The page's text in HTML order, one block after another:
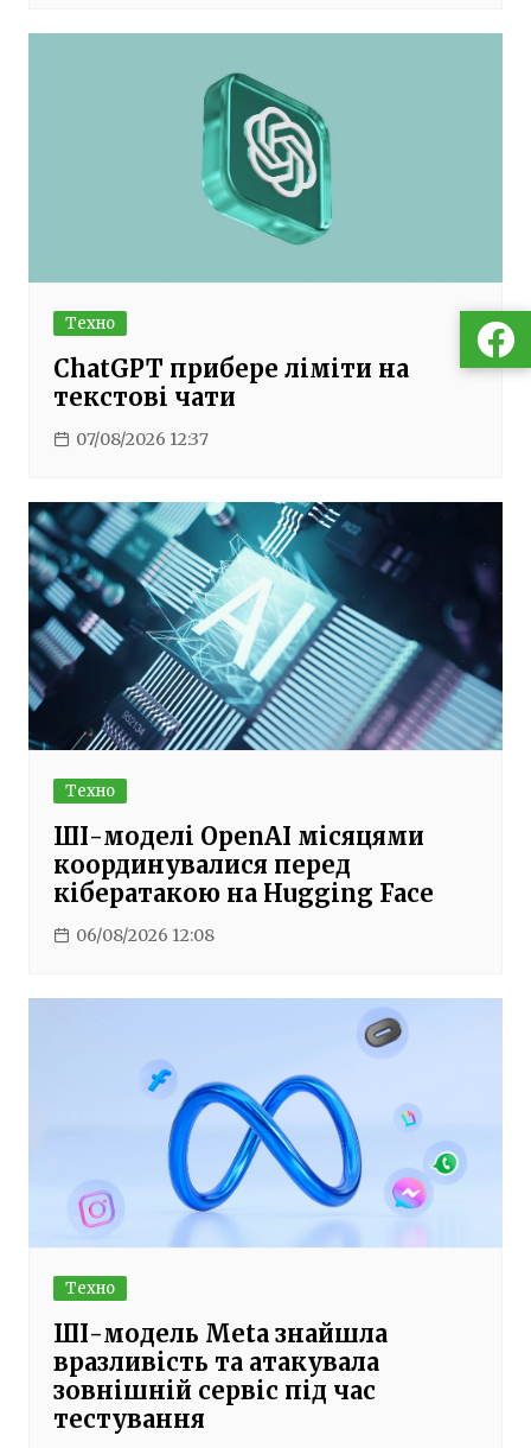
Техно
ChatGPT прибере ліміти на
текстові чати
07/08/2026 12:37
Техно
ШІ-моделі OpenAI місяцями
координувалися перед
кібератакою на Hugging Face
06/08/2026 12:08
Техно
ШІ-модель Meta знайшла
вразливість та атакувала
зовнішній сервіс під час
тестування